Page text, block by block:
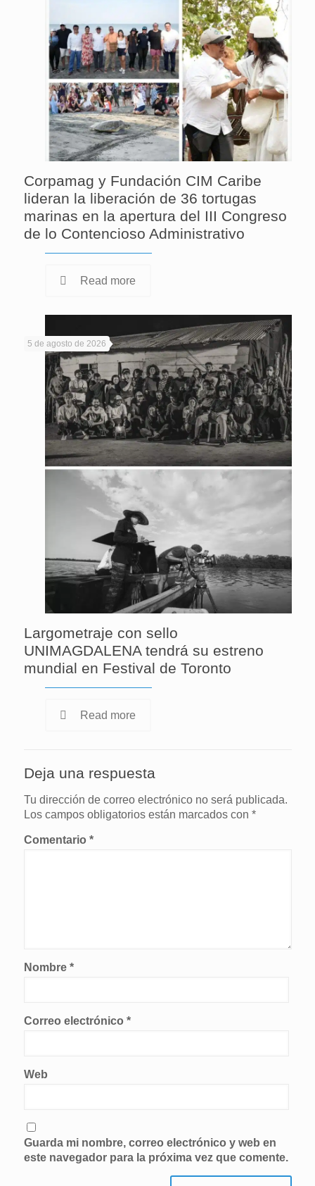
Corpamag y Fundación CIM Caribe
lideran la liberación de 36 tortugas
marinas en la apertura del III Congreso
de lo Contencioso Administrativo
Read more
5 de agosto de 2026
Largometraje con sello
UNIMAGDALENA tendrá su estreno
mundial en Festival de Toronto
Read more
Deja una respuesta
Tu dirección de correo electrónico no será publicada.
Los campos obligatorios están marcados con *
Comentario *
Nombre *
Correo electrónico *
Web
Guarda mi nombre, correo electrónico y web en
este navegador para la próxima vez que comente.